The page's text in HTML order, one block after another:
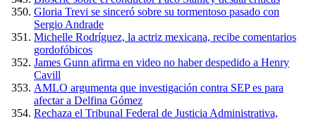
Gloria Trevi se sinceró sobre su tormentoso pasado con
Sergio Andrade
Michelle Rodríguez, la actriz mexicana, recibe comentarios
gordofóbicos
James Gunn afirma en video no haber despedido a Henry
Cavill
AMLO argumenta que investigación contra SEP es para
afectar a Delfina Gómez
Rechaza el Tribunal Federal de Justicia Administrativa,